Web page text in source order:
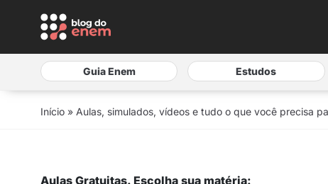
Guia Enem Estudos
Início » Aulas, simulados, vídeos e tudo o que você precisa
Aulas Gratuitas. Escolha sua matéria: